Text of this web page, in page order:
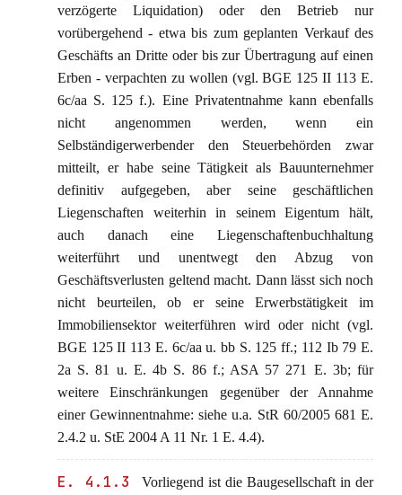
verzögerte Liquidation) oder den Betrieb nur
vorübergehend - etwa bis zum geplanten Verkauf des
Geschäfts an Dritte oder bis zur Übertragung auf einen
Erben - verpachten zu wollen (vgl. BGE 125 II 113 E.
6c/aa S. 125 f.). Eine Privatentnahme kann ebenfalls
nicht angenommen werden, wenn ein
Selbständigerwerbender den Steuerbehörden zwar
mitteilt, er habe seine Tätigkeit als Bauunternehmer
definitiv aufgegeben, aber seine geschäftlichen
Liegenschaften weiterhin in seinem Eigentum hält,
auch danach eine Liegenschaftenbuchhaltung
weiterführt und unentwegt den Abzug von
Geschäftsverlusten geltend macht. Dann lässt sich noch
nicht beurteilen, ob er seine Erwerbstätigkeit im
Immobiliensektor weiterführen wird oder nicht (vgl.
BGE 125 II 113 E. 6c/aa u. bb S. 125 ff.; 112 Ib 79 E.
2a S. 81 u. E. 4b S. 86 f.; ASA 57 271 E. 3b; für
weitere Einschränkungen gegenüber der Annahme
einer Gewinnentnahme: siehe u.a. StR 60/2005 681 E.
2.4.2 u. StE 2004 A 11 Nr. 1 E. 4.4).
E. 4.1.3
Vorliegend ist die Baugesellschaft in der